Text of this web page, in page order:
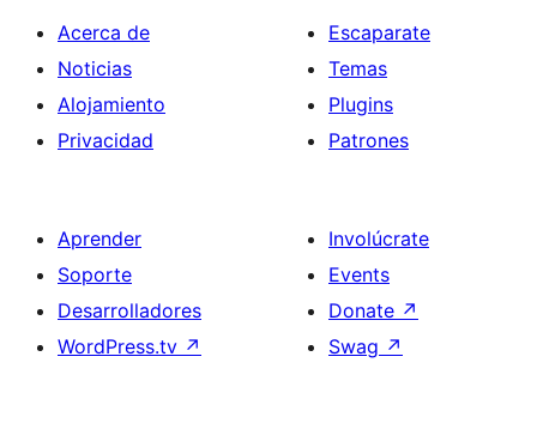
Acerca de
Noticias
Alojamiento
Privacidad
Escaparate
Temas
Plugins
Patrones
Aprender
Soporte
Desarrolladores
WordPress.tv ↗
Involúcrate
Events
Donate ↗
Swag ↗